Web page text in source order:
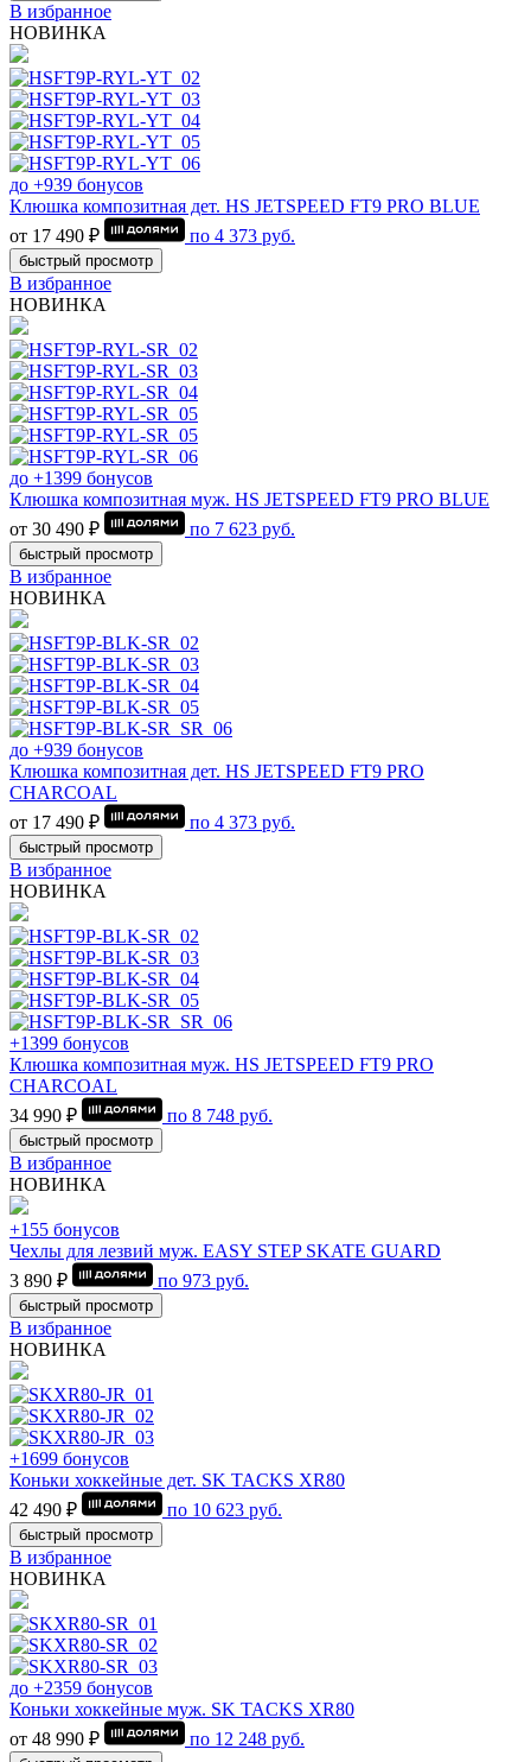
В избранное
НОВИНКА
до +939 бонусов
Клюшка композитная дет. HS JETSPEED FT9 PRO BLUE
от 17 490 ₽
по 4 373 руб.
быстрый просмотр
В избранное
НОВИНКА
до +1399 бонусов
Клюшка композитная муж. HS JETSPEED FT9 PRO BLUE
от 30 490 ₽
по 7 623 руб.
быстрый просмотр
В избранное
НОВИНКА
до +939 бонусов
Клюшка композитная дет. HS JETSPEED FT9 PRO
CHARCOAL
от 17 490 ₽
по 4 373 руб.
быстрый просмотр
В избранное
НОВИНКА
+1399 бонусов
Клюшка композитная муж. HS JETSPEED FT9 PRO
CHARCOAL
34 990 ₽
по 8 748 руб.
быстрый просмотр
В избранное
НОВИНКА
+155 бонусов
Чехлы для лезвий муж. EASY STEP SKATE GUARD
3 890 ₽
по 973 руб.
быстрый просмотр
В избранное
НОВИНКА
+1699 бонусов
Коньки хоккейные дет. SK TACKS XR80
42 490 ₽
по 10 623 руб.
быстрый просмотр
В избранное
НОВИНКА
до +2359 бонусов
Коньки хоккейные муж. SK TACKS XR80
от 48 990 ₽
по 12 248 руб.